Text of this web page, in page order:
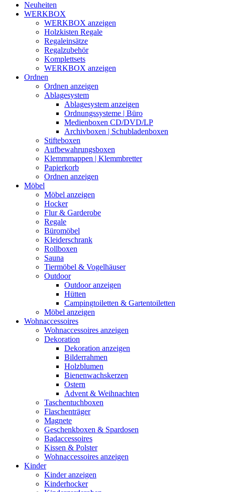
Neuheiten
WERKBOX
WERKBOX anzeigen
Holzkisten Regale
Regaleinsätze
Regalzubehör
Komplettsets
WERKBOX anzeigen
Ordnen
Ordnen anzeigen
Ablagesystem
Ablagesystem anzeigen
Ordnungssysteme | Büro
Medienboxen CD/DVD/LP
Archivboxen | Schubladenboxen
Stifteboxen
Aufbewahrungsboxen
Klemmmappen | Klemmbretter
Papierkorb
Ordnen anzeigen
Möbel
Möbel anzeigen
Hocker
Flur & Garderobe
Regale
Büromöbel
Kleiderschrank
Rollboxen
Sauna
Tiermöbel & Vogelhäuser
Outdoor
Outdoor anzeigen
Hütten
Campingtoiletten & Gartentoiletten
Möbel anzeigen
Wohnaccessoires
Wohnaccessoires anzeigen
Dekoration
Dekoration anzeigen
Bilderrahmen
Holzblumen
Bienenwachskerzen
Ostern
Advent & Weihnachten
Taschentuchboxen
Flaschenträger
Magnete
Geschenkboxen & Spardosen
Badaccessoires
Kissen & Polster
Wohnaccessoires anzeigen
Kinder
Kinder anzeigen
Kinderhocker